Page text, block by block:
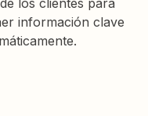
los clientes para
información clave